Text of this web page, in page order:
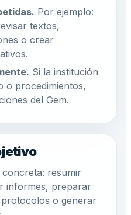
Por ejemplo:
textos,
o crear
Si la institución
o procedimientos,
del Gem.
concreta: resumir
informes, preparar
o generar